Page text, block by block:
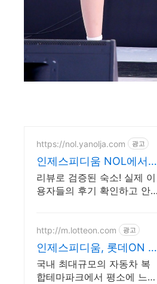
https://nol.yanolja.com 광고
인제스피디움 NOL에서
예약 최대 70% 더블업 할
인!
리뷰로 검증된 숙소! 실제 이
용자들의 후기 확인하고 안
http://m.lotteon.com 광고
인제스피디움, 롯데ON 첫
구매 최대 5천원 혜택!
국내 최대규모의 자동차 복
합테마파크에서 평소에 느낄